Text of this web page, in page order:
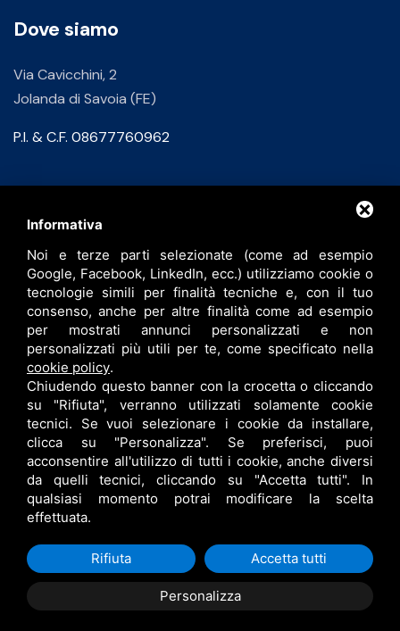
Dove siamo
Via Cavicchini, 2
Jolanda di Savoia (FE)
P.I. & C.F. 08677760962
info@bfspa.it
+39 0532 836102
Lavora con noi
B.F. S.P.A. © •PRIVACY•CONTITOLARITÀ•
RESPONSABILE DEL TRATTAMENTO
• SITEMAP• QUESTO SITO È PROTETTO DA GOOGLE RECAPTCHA V3,
PRIVACY POLICYETERMS OF SERVICEDI GOOGLE.
Informativa
Noi e terze parti selezionate (come ad esempio
Google, Facebook, LinkedIn, ecc.) utilizziamo cookie o
tecnologie simili per finalità tecniche e, con il tuo
consenso, anche per altre finalità come ad esempio
per mostrati annunci personalizzati e non
personalizzati più utili per te, come specificato nella
cookie policy.
Chiudendo questo banner con la crocetta o cliccando
su "Rifiuta", verranno utilizzati solamente cookie
tecnici. Se vuoi selezionare i cookie da installare,
clicca su "Personalizza". Se preferisci, puoi
acconsentire all'utilizzo di tutti i cookie, anche diversi
da quelli tecnici, cliccando su "Accetta tutti". In
qualsiasi momento potrai modificare la scelta
effettuata.
Personalizza
Rifiuta Accetta tutti